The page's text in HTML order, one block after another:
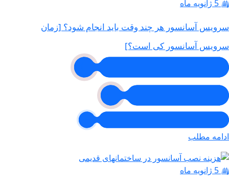
سرویس آسانسور هر چند وقت باید انجام شود؟ [زمان
سرویس آسانسور کی است؟]
ادامه مطلب